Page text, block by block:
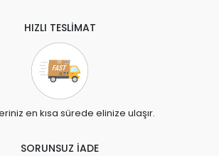
HIZLI TESLİMAT
en kısa sürede elinize ulaşır.
SORUNSUZ İADE